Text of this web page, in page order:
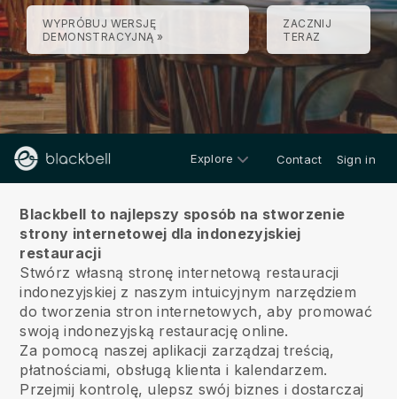
WYPRÓBUJ WERSJĘ
DEMONSTRACYJNĄ »
ZACZNIJ
TERAZ
Explore Contact Sign in
Blackbell to najlepszy sposób na stworzenie
strony internetowej dla indonezyjskiej
restauracji
Stwórz własną stronę internetową restauracji
indonezyjskiej z naszym intuicyjnym narzędziem
do tworzenia stron internetowych, aby promować
swoją indonezyjską restaurację online.
Za pomocą naszej aplikacji zarządzaj treścią,
płatnościami, obsługą klienta i kalendarzem.
Przejmij kontrolę, ulepsz swój biznes i dostarczaj